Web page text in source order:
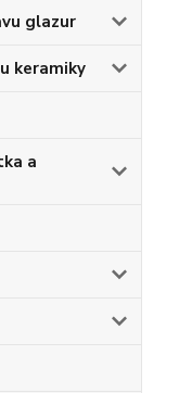
glazur
keramiky
a